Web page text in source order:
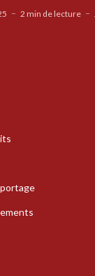
2 min de lecture